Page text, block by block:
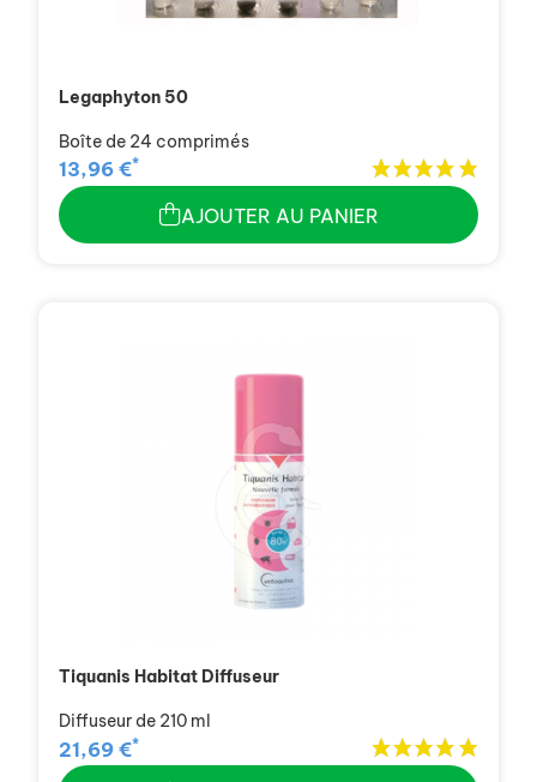
Legaphyton 50
Boîte de 24 comprimés
13,96 €*
AJOUTER AU PANIER
Tiquanis Habitat Diffuseur
Diffuseur de 210 ml
21,69 €*